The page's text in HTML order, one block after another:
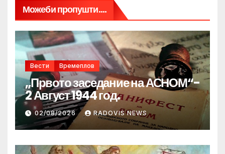
Можеби пропушти....
Вести Времеплов
„Првото заседание на АСНОМ“-
2 Август 1944 год.
02/08/2026 RADOVIS NEWS